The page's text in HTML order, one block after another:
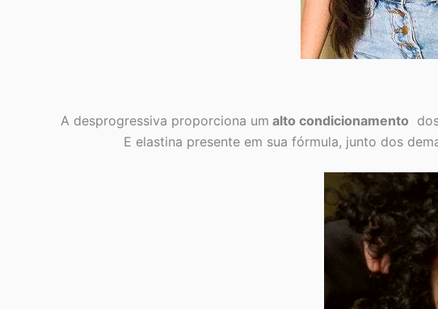
A desprogressiva proporciona um alto condicionamento
E elastina presente em sua fórmula, junto dos